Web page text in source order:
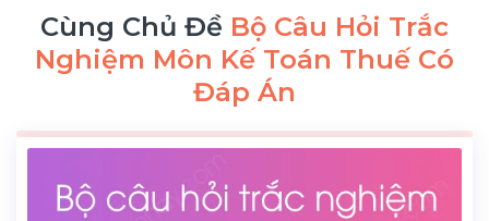
Cùng Chủ Đề Bộ Câu Hỏi Trắc
Nghiệm Môn Kế Toán Thuế Có
Đáp Án